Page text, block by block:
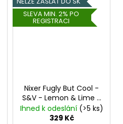
SLEVA MIN. 2% PO
REGISTRACI
Nixer Fugly But Cool -
S&V - Lemon & Lime -
10mlCitrón, Limetka,
Chladivá složka (ICE)
Ihned k odeslání (>5 ks)
329 Kč